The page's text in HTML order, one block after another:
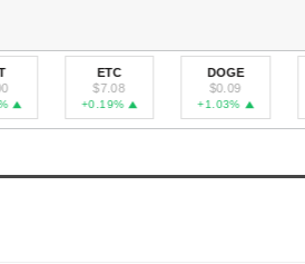
ETC
$7.08
+0.19%
DOGE
$0.09
+1.03%